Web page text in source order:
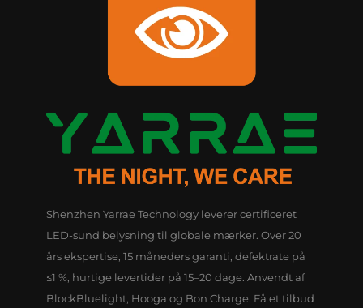
Shenzhen Yarrae Technology leverer certificeret
LED-sund belysning til globale mærker. Over 20
års ekspertise, 15 måneders garanti, defektrate på
≤1 %, hurtige levertider på 15–20 dage. Anvendt af
BlockBluelight, Hooga og Bon Charge. Få et tilbud